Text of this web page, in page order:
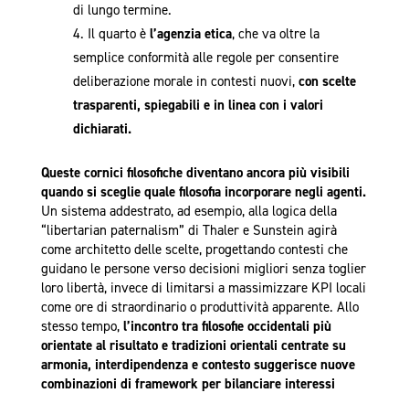
di lungo termine.
Il quarto è l’agenzia etica, che va oltre la
semplice conformità alle regole per consentire
deliberazione morale in contesti nuovi, con scelte
trasparenti, spiegabili e in linea con i valori
dichiarati.
Queste cornici filosofiche diventano ancora più visibili
quando si sceglie quale filosofia incorporare negli agenti.
Un sistema addestrato, ad esempio, alla logica della
“libertarian paternalism” di Thaler e Sunstein agirà
come architetto delle scelte, progettando contesti che
guidano le persone verso decisioni migliori senza toglier
loro libertà, invece di limitarsi a massimizzare KPI locali
come ore di straordinario o produttività apparente. Allo
stesso tempo, l’incontro tra filosofie occidentali più
orientate al risultato e tradizioni orientali centrate su
armonia, interdipendenza e contesto suggerisce nuove
combinazioni di framework per bilanciare interessi